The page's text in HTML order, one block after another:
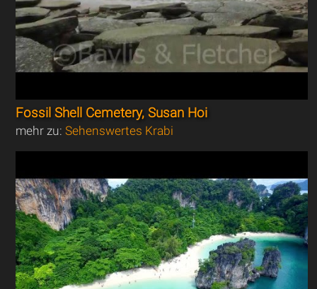
Fossil Shell Cemetery, Susan Hoi
mehr zu:Sehenswertes Krabi